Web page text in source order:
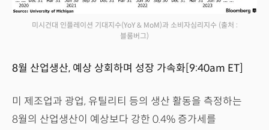
미시건대 인플레이션 기대지수(YoY & MoM)과 소비자심리지수 (출처 :
블룸버그)
8월 산업생산, 예상 상회하며 성장 가속화[9:40am ET]
미 제조업과 광업, 유틸리티 등의 생산 활동을 측정하는
8월의 산업생산이 예상보다 강한 0.4% 증가세를